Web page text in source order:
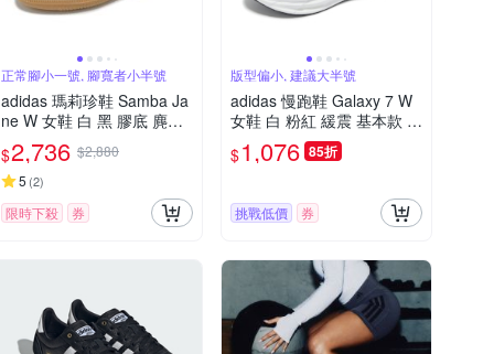
正常腳小一號, 腳寬者小半號
adidas 瑪莉珍鞋 Samba Ja
ne W 女鞋 白 黑 膠底 麂皮
$2,736 $2,880
5 (2)
限時下殺 券
版型偏小, 建議大半號
adidas 慢跑鞋 Galaxy 7 W
女鞋 白 粉紅 緩震 基本款 運
動鞋 愛迪達 JI4604
$1,076 85折
挑戰低價 券